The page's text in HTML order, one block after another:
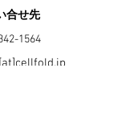
合せ先
1564